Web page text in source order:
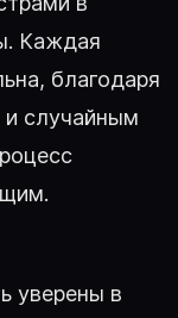
Каждая
благодаря
и случайным
уверены в